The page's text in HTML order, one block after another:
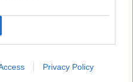
Privacy Policy